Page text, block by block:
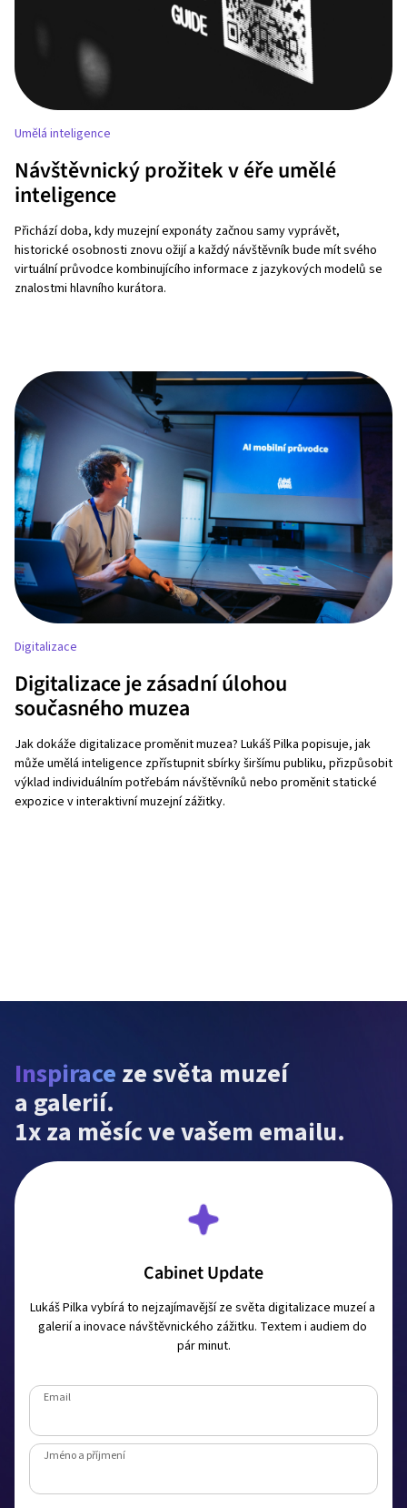
Umělá inteligence
Návštěvnický prožitek v éře umělé
inteligence
Přichází doba, kdy muzejní exponáty začnou samy vyprávět,
historické osobnosti znovu ožijí a každý návštěvník bude mít svého
virtuální průvodce kombinujícího informace z jazykových modelů se
znalostmi hlavního kurátora.
Digitalizace
Digitalizace je zásadní úlohou
současného muzea
Jak dokáže digitalizace proměnit muzea? Lukáš Pilka popisuje, jak
může umělá inteligence zpřístupnit sbírky širšímu publiku, přizpůsobit
výklad individuálním potřebám návštěvníků nebo proměnit statické
expozice v interaktivní muzejní zážitky.
Inspirace ze světa muzeí
a galerií.
1x za měsíc ve vašem emailu.
Cabinet Update
Lukáš Pilka vybírá to nejzajímavější ze světa digitalizace muzeí a
galerií a inovace návštěvnického zážitku. Textem i audiem do
pár minut.
Email
Jméno a příjmení